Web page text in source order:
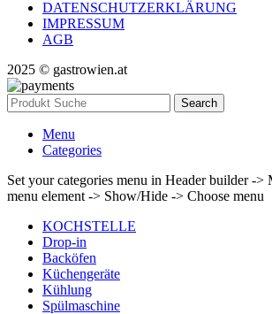
DATENSCHUTZERKLÄRUNG
IMPRESSUM
AGB
2025 © gastrowien.at
Search
Menu
Categories
Set your categories menu in Header builder -
menu element -> Show/Hide -> Choose menu
KOCHSTELLE
Drop-in
Backöfen
Küchengeräte
Kühlung
Spülmaschine